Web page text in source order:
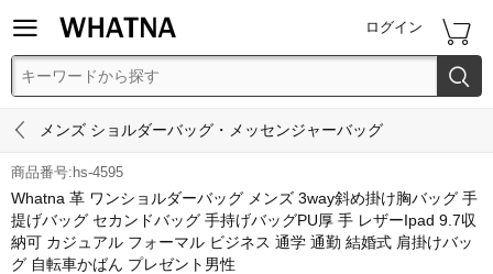
 ログイン 

 メンズ ショルダーバッグ・メッセンジャーバッグ
商品番号:hs-4595
Whatna 革 ワンショルダーバッグ メンズ 3way斜め掛け胸バッグ 手
提げバッグ セカンドバッグ 手持げバッグPU厚 手 レザーIpad 9.7収
納可 カジュアル フォーマル ビジネス 通学 通勤 結婚式 肩掛けバッ
グ 自転車かばん プレゼント男性